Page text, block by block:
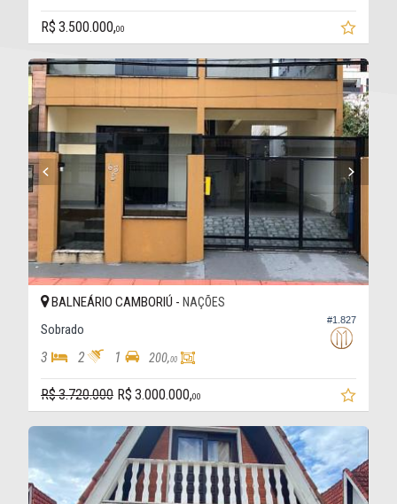
R$ 3.500.000,00
#1.827
BALNEÁRIO CAMBORIÚ - NAÇÕES
Sobrado
3 2 1 200,00
R$ 3.720.000 R$ 3.000.000,00